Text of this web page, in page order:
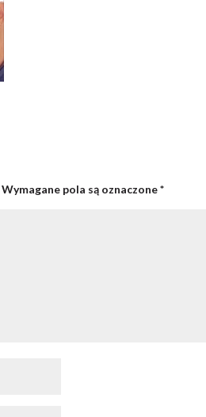
Wymagane pola są oznaczone*